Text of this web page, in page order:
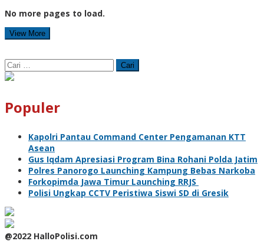
No more pages to load.
View More
Cari
untuk:
Populer
Kapolri Pantau Command Center Pengamanan KTT
Asean
Gus Iqdam Apresiasi Program Bina Rohani Polda Jatim
Polres Panorogo Launching Kampung Bebas Narkoba
Forkopimda Jawa Timur Launching RRJS
Polisi Ungkap CCTV Peristiwa Siswi SD di Gresik
@2022 HalloPolisi.com